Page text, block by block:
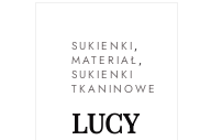
SUKIENKI ,
MATERIAŁ ,
SUKIENKI
TKANINOWE
LUCY